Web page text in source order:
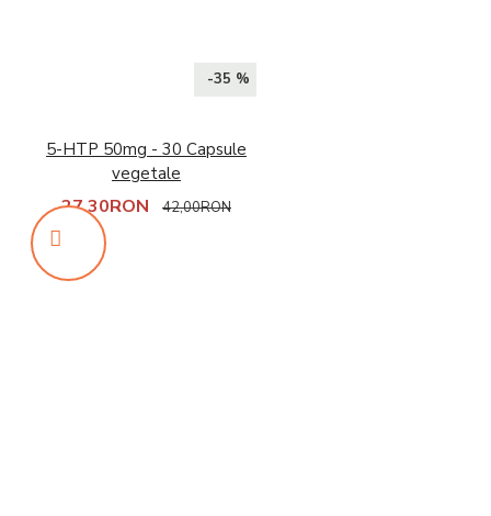
-35 %
5-HTP 50mg - 30 Capsule
vegetale
27,30RON 42,00RON